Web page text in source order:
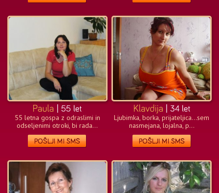
55 letna gospa z odraslimi in
odseljenimi otroki, bi rada...
Ljubimka, borka, prijateljica…sem
nasmejana, lojalna, p...